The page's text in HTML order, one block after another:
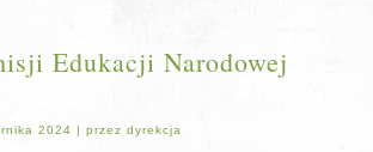
Edukacji Narodowej
2024 |przez dyrekcja